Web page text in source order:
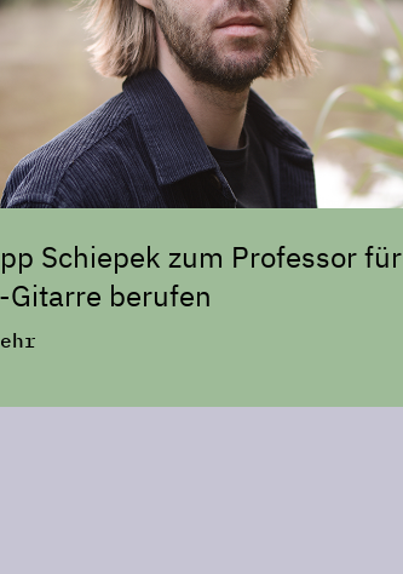
Schiepek zum Professor für
Gitarre berufen